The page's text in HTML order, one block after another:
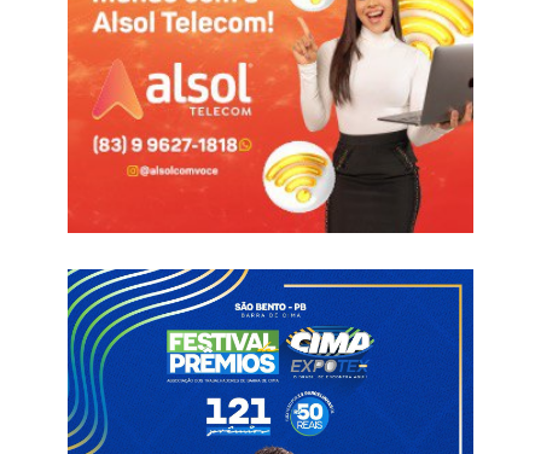
A Série D deve começar também em 13 de abril e se estender
até 28 de setembro. Treze e Sousa são as equipes paraibanas
que vão disputar a competição.
Além disso, como prometido, a CBF adiantou as datas dos
campeonatos estaduais, que devem iniciar em 12 de janeiro e
terminarem em 26 de março.
Já a Copa do Brasil, que terá a presença de Botafogo-PB e
Sousa, vai ser disputada entre 19 de fevereiro e 09 de
novembro.
Informações com Arena Correio